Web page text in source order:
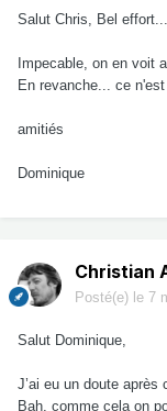
Salut Chris, Bel effort...
Impecable, on en voit
En revanche... ce
amitiés
Dominique
Christian
Posté(e) le 7
Salut Dominique,
J’ai eu un doute après
Bah, comme cela on